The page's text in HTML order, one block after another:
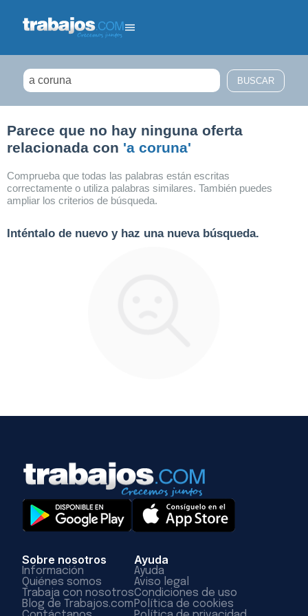
Parece que no hay ninguna oferta
relacionada con 'a coruna'
Comprueba que todas las palabras están escritas
correctamente o utiliza palabras similares. También puedes
ampliar los criterios de búsqueda.
Inténtalo de nuevo y haz una nueva búsqueda.
Sobre nosotros
Información
Quiénes somos
Trabaja con nosotros
Blog de Trabajos.com
Ayuda
Ayuda
Aviso legal
Condiciones de uso
Política de cookies